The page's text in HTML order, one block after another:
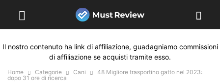
Il nostro contenuto ha link di affiliazione, guadagniamo commissioni
di affiliazione se acquisti tramite esso.
Home Categorie Cani
48 Migliore trasportino gatto nel 2023:
dopo 31 ore di ricerca